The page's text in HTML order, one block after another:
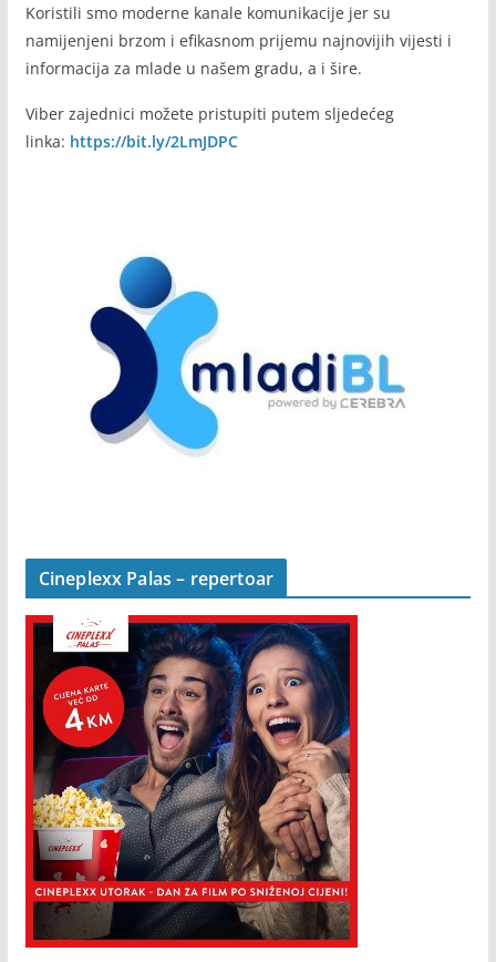
Koristili smo moderne kanale komunikacije jer su
namijenjeni brzom i efikasnom prijemu najnovijih vijesti i
informacija za mlade u našem gradu, a i šire.
Viber zajednici možete pristupiti putem sljedećeg
linka: https://bit.ly/2LmJDPC
Cineplexx Palas – repertoar